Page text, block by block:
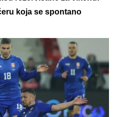
koja se spontano